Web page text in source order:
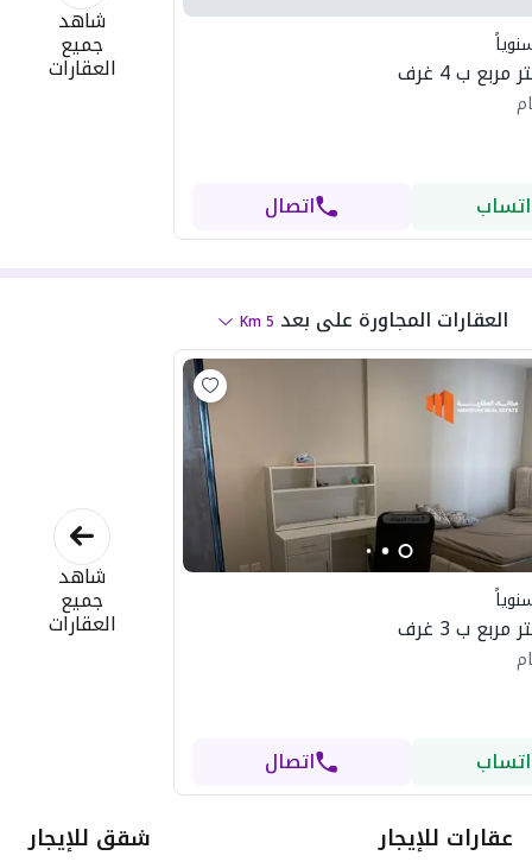
اتصال
شاهد
جميع
العقارات
العقارات المجاورة على بعد 5
Km
اتصال
شاهد
جميع
العقارات
عقارات للإيجار شقق للإيجار